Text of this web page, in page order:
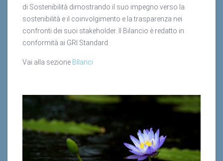
di Sostenibilità dimostrando il suo impegno verso la
sostenibilità e il coinvolgimento e la trasparenza nei
confronti dei suoi stakeholder. Il Bilancio è redatto in
conformità ai GRI Standard.
Vai alla sezione BIlanci